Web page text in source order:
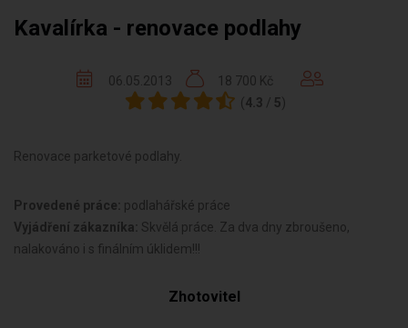
Kavalírka - renovace podlahy
06.05.2013
18 700 Kč
( 4.3 / 5)
Renovace parketové podlahy.
Provedené práce: podlahářské práce
Vyjádření zákazníka: Skvělá práce. Za dva dny zbroušeno,
nalakováno i s finálním úklidem!!!
Zhotovitel